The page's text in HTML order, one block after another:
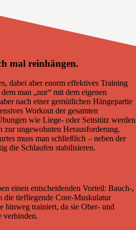
mal reinhängen.
dabei aber enorm effektives Training
man „nur“ mit dem eigenen
nach einer gemütlichen Hängepartie
Workout der gesamten
wie Liege- oder Seitstütz werden
zur ungewohnten Herausforderung.
muss man schließlich – neben der
die Schlaufen stabilisieren.
einen entscheidenden Vorteil: Bauch-,
die tiefliegende Core-Muskulatur
hinweg trainiert, da sie Ober- und
verbinden.